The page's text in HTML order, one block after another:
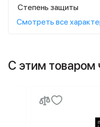
Степень защиты
Смотреть все
С этим товаром